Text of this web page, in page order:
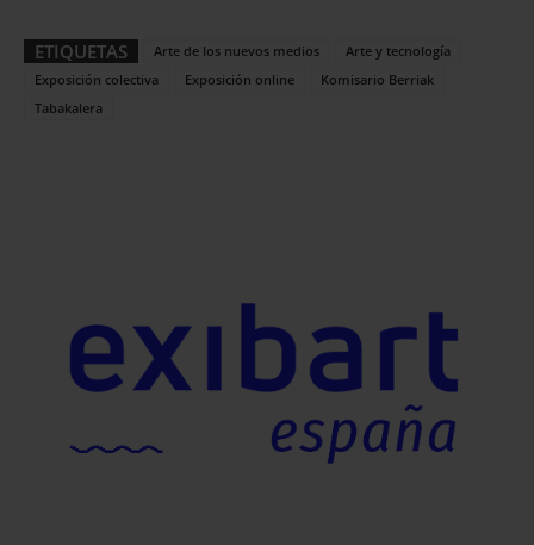
ETIQUETAS Arte de los nuevos medios
Arte y tecnología
Exposición colectiva
Exposición online
Komisario Berriak
Tabakalera